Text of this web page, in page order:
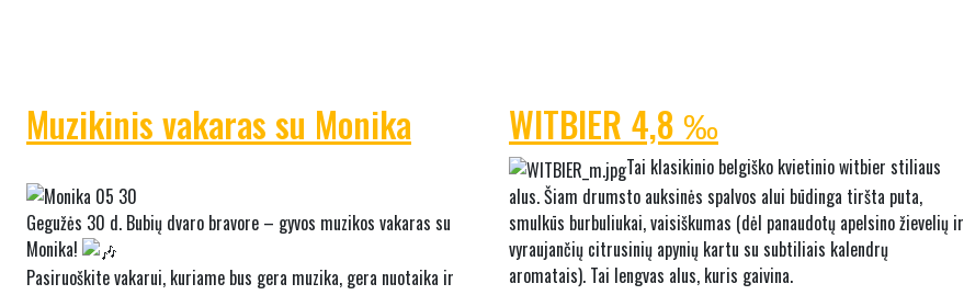
Muzikinis vakaras su Monika
Gegužės 30 d. Bubių dvaro bravore – gyvos muzikos vakaras su
Monika!
Pasiruoškite vakarui, kuriame bus gera muzika, gera nuotaika ir
WITBIER 4,8 ‰
Tai klasikinio belgiško kvietinio witbier stiliaus
alus. Šiam drumsto auksinės spalvos alui būdinga tiršta puta,
smulkūs burbuliukai, vaisiškumas (dėl panaudotų apelsino žievelių ir
vyraujančių citrusinių apynių kartu su subtiliais kalendrų
aromatais). Tai lengvas alus, kuris gaivina.